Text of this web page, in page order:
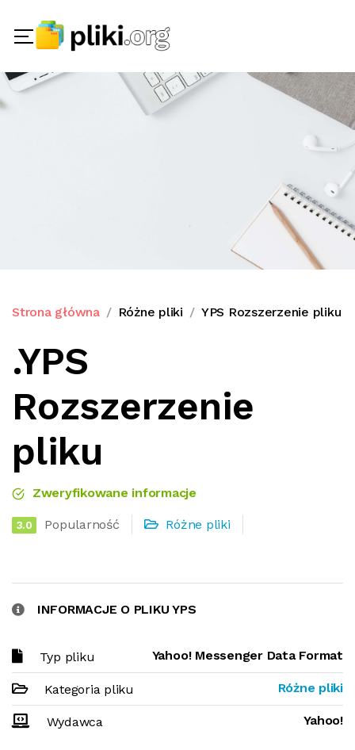
Strona główna Różne pliki YPS Rozszerzenie pliku
.YPS
Rozszerzenie
pliku
Zweryfikowane informacje
3.0 Popularność Różne pliki
INFORMACJE O PLIKU YPS
Typ pliku Yahoo! Messenger Data Format
Kategoria pliku Różne pliki
Wydawca Yahoo!